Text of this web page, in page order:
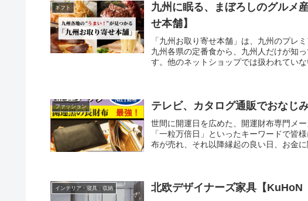
いといった多くの大人の女性が求めるス
ンを厳選し、セレクトショップの強みを
ギフト
九州に眠る、まぼろしのグルメ
せ本舗】
「九州お取り寄せ本舗」は、九州のプレ
九州各県の定番食から、九州人だけが知
す。他のネットショップでは扱われてい
ファッション テレビ、カタログ通販でおなじ
世間に開運日を広めた、開運財布専門メ
「一粒万倍日」といったキーワードで皆
布が売れ、それ以降縁起の良い日、お金
インテリア・寝具・収納 北欧デザイナーズ家具【KuHoN